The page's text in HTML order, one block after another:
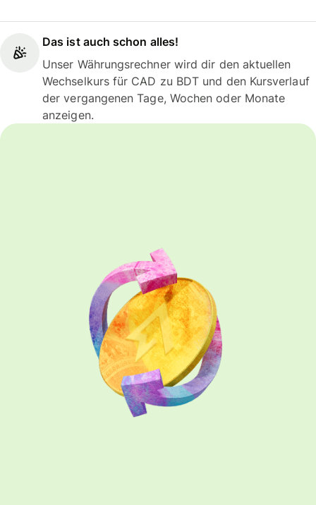
Das ist auch schon alles!
Unser Währungsrechner wird dir den aktuellen
Wechselkurs für CAD zu BDT und den Kursverlauf
der vergangenen Tage, Wochen oder Monate
anzeigen.